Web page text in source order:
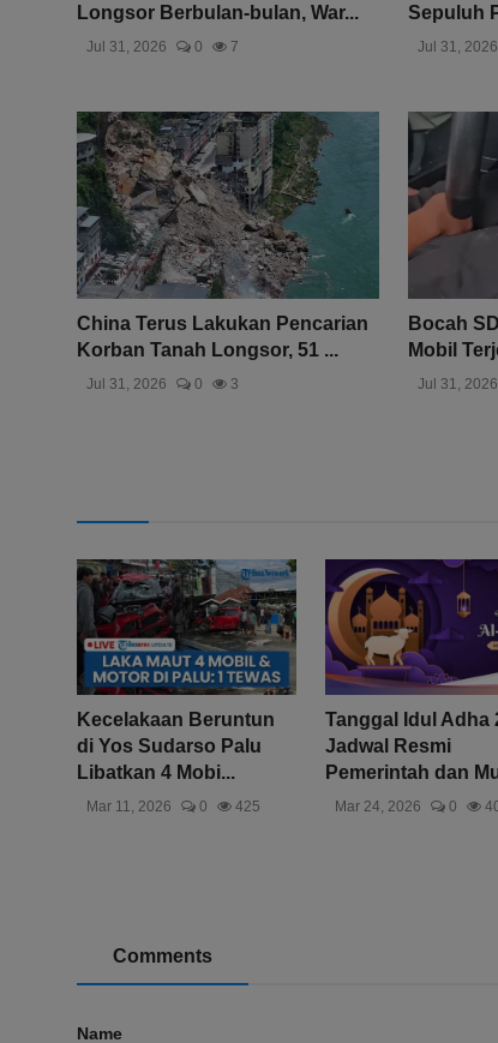
Longsor Berbulan-bulan, War...
Jul 31, 2026 0 7
Sepuluh
Jul 31, 2026
China Terus Lakukan Pencarian
Korban Tanah Longsor, 51 ...
Jul 31, 2026 0 3
Bocah
Mobil
Jul 31, 2026
Kecelakaan Beruntun
di Yos Sudarso Palu
Libatkan 4 Mobi...
Mar 11, 2026 0 425
Tanggal Idul Adha
Jadwal Resmi
Pemerintah dan
Mar 24, 2026 0
Comments
Name